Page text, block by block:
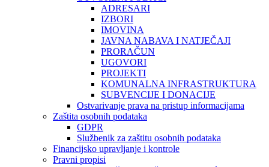
ADRESARI
IZBORI
IMOVINA
JAVNA NABAVA I NATJEČAJI
PRORAČUN
UGOVORI
PROJEKTI
KOMUNALNA INFRASTRUKTURA
SUBVENCIJE I DONACIJE
Ostvarivanje prava na pristup informacijama
Zaštita osobnih podataka
GDPR
Službenik za zaštitu osobnih podataka
Financijsko upravljanje i kontrole
Pravni propisi